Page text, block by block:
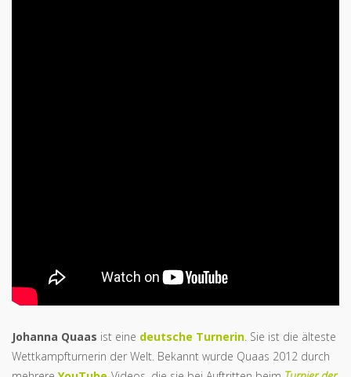
Johanna Quaas ist eine deutsche Turnerin. Sie ist die älteste
Wettkampfturnerin der Welt. Bekannt wurde Quaas 2012 durch